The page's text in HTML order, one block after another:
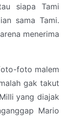
siapa Tami
sama Tami.
menerima
foto malem
gak takut
yang diajak
Mario